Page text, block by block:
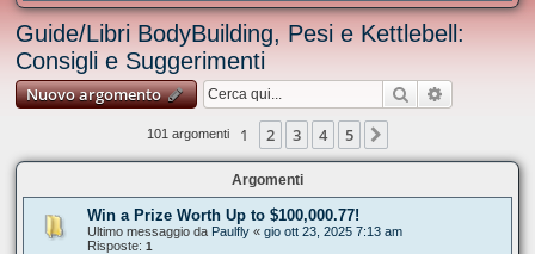
e
Guide/Libri BodyBuilding, Pesi e Kettlebell:
Consigli e Suggerimenti
Nuovo argomento Cerca
101 argomenti 1 2 3 4 5
Argomenti
Win a Prize Worth Up to $100,000.77!
Ultimo messaggio da Paulfly « gio ott 23, 2025 7:13 am
Risposte: 1